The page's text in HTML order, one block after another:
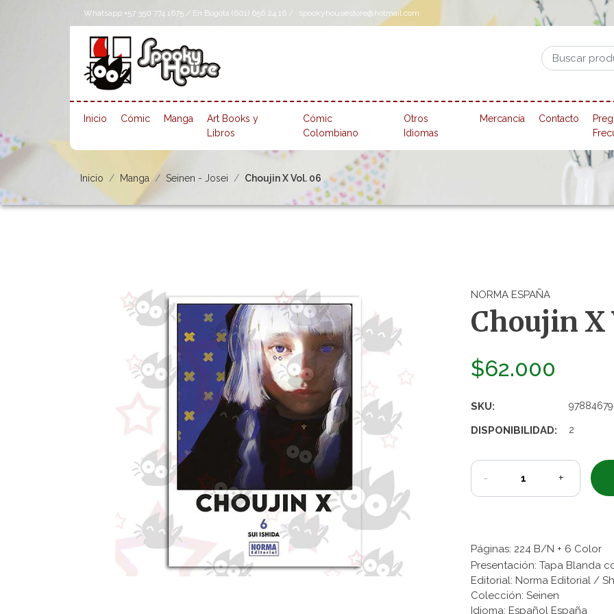
Whatsapp +57 350 774 1675 / En Bogotá (601) 656 24 16 / spookyhousestore@hotmail.com
Inicio Cómic Manga
Art Books y
Libros
Cómic
Colombiano
Otros
Idiomas
Mercancía Contacto
Inicio Manga Seinen - Josei Choujin X Vol. 06
NORMA ESPAÑA
Choujin X
$62.000
SKU:
DISPONIBILIDAD: 2
- +
Páginas: 224 B/N + 6 Color
Presentación: Tapa Blanda
Editorial: Norma Editorial /
Colección: Seinen
Idioma: Español España